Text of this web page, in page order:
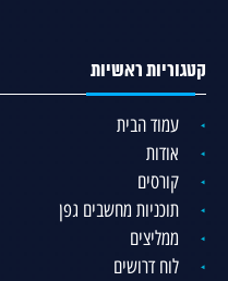
קטגוריות ראשיות
עמוד הבית
אודות
קורסים
תוכניות מחשבים גפן
ממליצים
לוח דרושים